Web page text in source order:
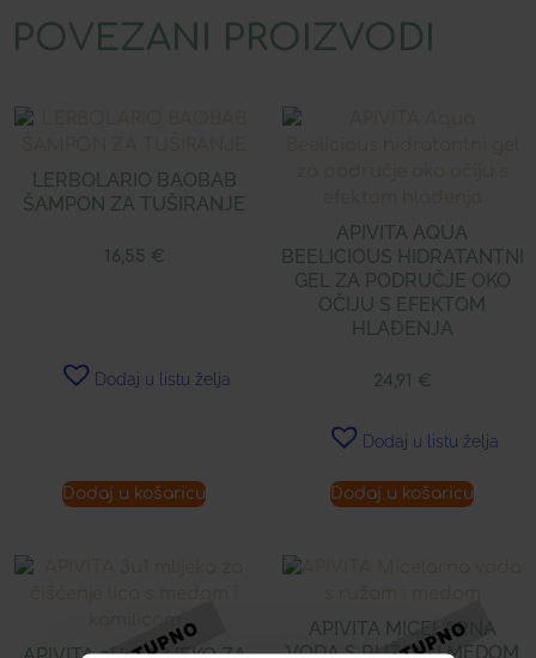
POVEZANI PROIZVODI
LERBOLARIO BAOBAB
ŠAMPON ZA TUŠIRANJE
16,55 €
Dodaj u listu želja
Dodaj u košaricu
APIVITA AQUA
BEELICIOUS HIDRATANTNI
GEL ZA PODRUČJE OKO
OČIJU S EFEKTOM
HLAĐENJA
24,91 €
Dodaj u listu želja
Dodaj u košaricu
APIVITA MICELARNA
VODA S RUŽOM I MEDOM